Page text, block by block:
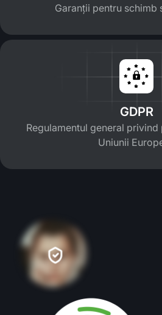
Garanții pentru schimb
GDPR
Regulamentul general
Uniunii